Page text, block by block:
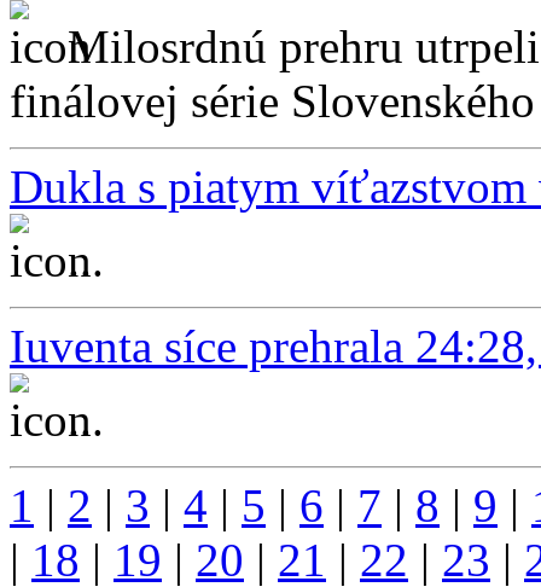
Milosrdnú prehru
finálovej série
Dukla s piatym víťazstvom
...
Iuventa síce prehrala
...
1 | 2 | 3 | 4 | 5 | 6 | 7 | 8 | 9 |
| 18 | 19 | 20 | 21 | 22 | 23 |